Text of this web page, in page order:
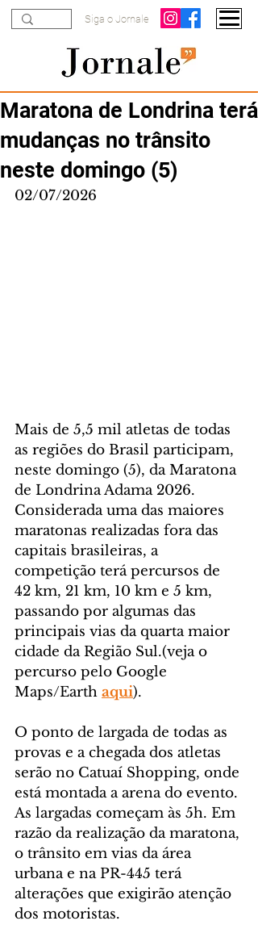
Siga o Jornale
Maratona de Londrina terá
mudanças no trânsito
neste domingo (5)
02/07/2026
Mais de 5,5 mil atletas de todas
as regiões do Brasil participam,
neste domingo (5), da Maratona
de Londrina Adama 2026.
Considerada uma das maiores
maratonas realizadas fora das
capitais brasileiras, a
competição terá percursos de
42 km, 21 km, 10 km e 5 km,
passando por algumas das
principais vias da quarta maior
cidade da Região Sul.(veja o
percurso pelo Google
Maps/Earth aqui).
O ponto de largada de todas as
provas e a chegada dos atletas
serão no Catuaí Shopping, onde
está montada a arena do evento.
As largadas começam às 5h. Em
razão da realização da maratona,
o trânsito em vias da área
urbana e na PR-445 terá
alterações que exigirão atenção
dos motoristas.